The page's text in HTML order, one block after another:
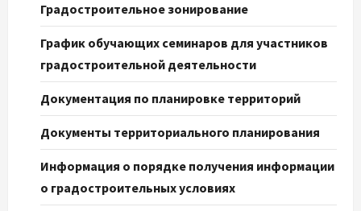
Градостроительное зонирование
График обучающих семинаров для участников
градостроительной деятельности
Документация по планировке территорий
Документы территориального планирования
Информация о порядке получения информации
о градостроительных условиях